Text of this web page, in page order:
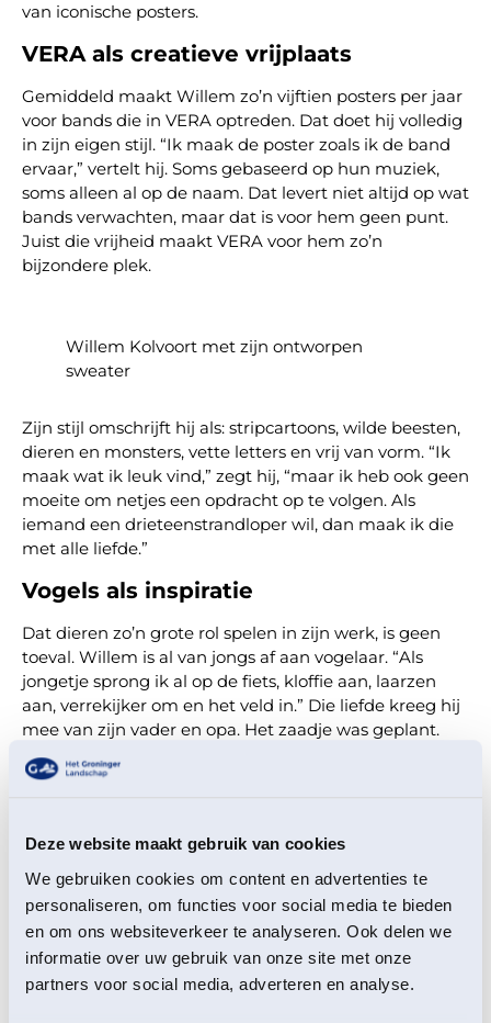
Deze website maakt gebruik van cookies
We gebruiken cookies om content en advertenties te
personaliseren, om functies voor social media te bieden
en om ons websiteverkeer te analyseren. Ook delen we
informatie over uw gebruik van onze site met onze
partners voor social media, adverteren en analyse.
van iconische posters.
VERA als creatieve vrijplaats
Gemiddeld maakt Willem zo’n vijftien posters per jaar
voor bands die in VERA optreden. Dat doet hij volledig
in zijn eigen stijl. “Ik maak de poster zoals ik de band
ervaar,” vertelt hij. Soms gebaseerd op hun muziek,
soms alleen al op de naam. Dat levert niet altijd op wat
bands verwachten, maar dat is voor hem geen punt.
Juist die vrijheid maakt VERA voor hem zo’n
bijzondere plek.
Willem Kolvoort met zijn ontworpen
sweater
Zijn stijl omschrijft hij als: stripcartoons, wilde beesten,
dieren en monsters, vette letters en vrij van vorm. “Ik
maak wat ik leuk vind,” zegt hij, “maar ik heb ook geen
moeite om netjes een opdracht op te volgen. Als
iemand een drieteenstrandloper wil, dan maak ik die
met alle liefde.”
Vogels als inspiratie
Dat dieren zo’n grote rol spelen in zijn werk, is geen
toeval. Willem is al van jongs af aan vogelaar. “Als
jongetje sprong ik al op de fiets, kloffie aan, laarzen
aan, verrekijker om en het veld in.” Die liefde kreeg hij
mee van zijn vader en opa. Het zaadje was geplant.
Die manier van kijken sijpelt ook door in zijn
een kluut gerust op een andere plek op het lichaam
ontwerpen zitten.”
Wat vogels voor hem zo aantrekkelijk maakt als
onderwerp? “Ze zijn prachtig. En ze eisen hun plek op.
Denk aan een koolmeesje dat ineens langs je raam